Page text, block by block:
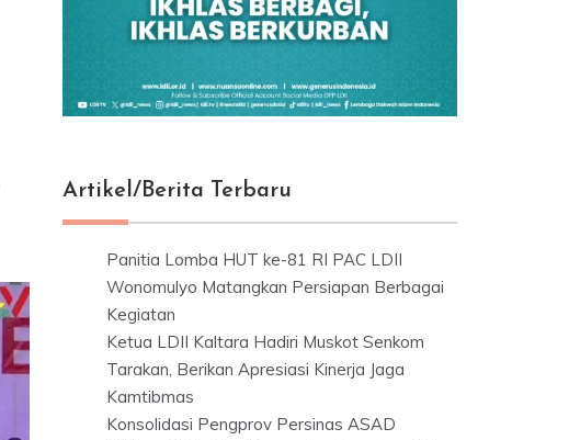
Artikel/Berita Terbaru
Panitia Lomba HUT ke-81 RI PAC LDII
Wonomulyo Matangkan Persiapan Berbagai
Kegiatan
Ketua LDII Kaltara Hadiri Muskot Senkom
Tarakan, Berikan Apresiasi Kinerja Jaga
Kamtibmas
Konsolidasi Pengprov Persinas ASAD